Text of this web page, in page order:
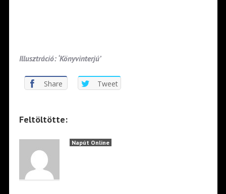
Illusztráció: ‘Könyvinterjú’
Share Tweet
Feltöltötte:
Napút Online